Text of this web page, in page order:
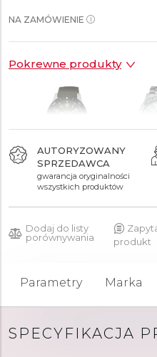
NA ZAMÓWIENIE
Pokrewne produkty
1 700 zł
AUTORYZOWANY
SPRZEDAWCA
gwarancja oryginalności
wszystkich produktów
Dodaj do listy
porównywania
produkt
Parametry Marka
SPECYFIKACJA